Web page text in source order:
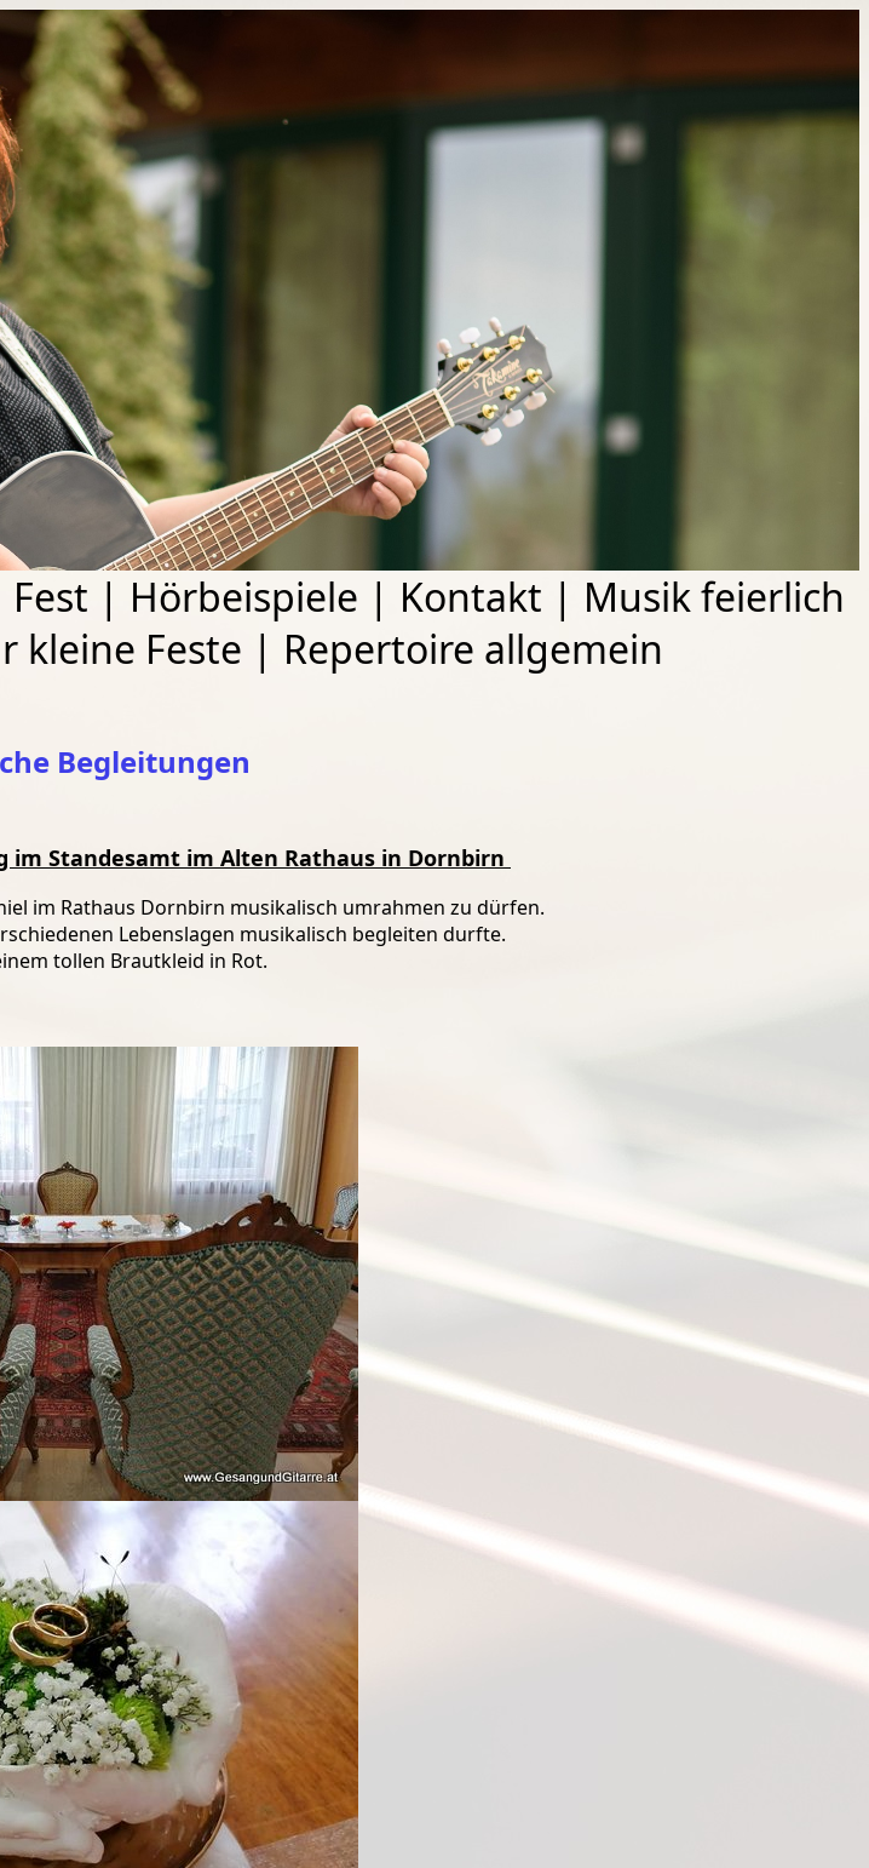
Fest | Hörbeispiele | Kontakt | Musik feierlich
kleine Feste | Repertoire allgemein
Begleitungen
im Standesamt im Alten Rathaus in Dornbirn
im Rathaus Dornbirn musikalisch umrahmen zu dürfen.
Lebenslagen musikalisch begleiten durfte.
tollen Brautkleid in Rot.